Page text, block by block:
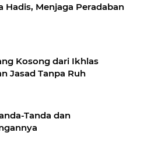
Hadis, Menjaga Peradaban
Kosong dari Ikhlas
Jasad Tanpa Ruh
Tanda dan